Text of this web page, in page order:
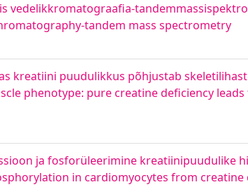
vedelikkromatograafia-
tandem mass spectrometry
kreatiini puudulikkus põhjustab
phenotype: pure creatine deficiency
ja fosforüleerimine kreatiinipuudulike
in cardiomyocytes from creatine